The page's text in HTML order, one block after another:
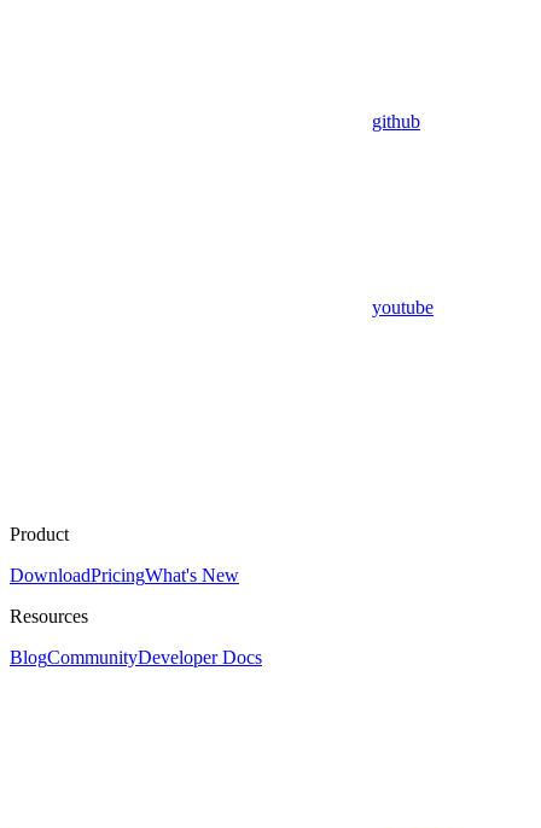
github
youtube
Product
DownloadPricingWhat's New
Resources
BlogCommunityDeveloper Docs